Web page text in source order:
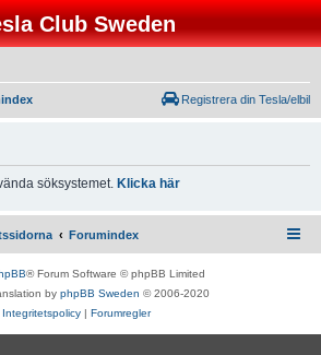
Club Sweden
Registrera din Tesla/elbil
söksystemet. Klicka här
Forumindex
® Forum Software © phpBB Limited
by phpBB Sweden © 2006-2020
Integritetspolicy | Forumregler